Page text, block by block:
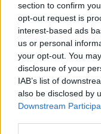
section to confirm
opt-out request is
interest-based ads
us or personal
your opt-out. You
disclosure of your
IAB’s list of
also be disclosed by
Downstream
Emily Blunt
turbékoltak,
mennnyire